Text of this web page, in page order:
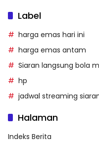
Label
harga emas hari ini
harga emas antam
Siaran langsung bola
hp
jadwal streaming
Halaman
Indeks Berita